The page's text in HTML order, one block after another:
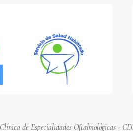
Clínica de Especialidades Oftalmológicas -